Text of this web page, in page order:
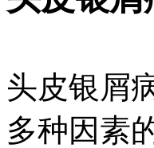
头皮银屑
多种因素